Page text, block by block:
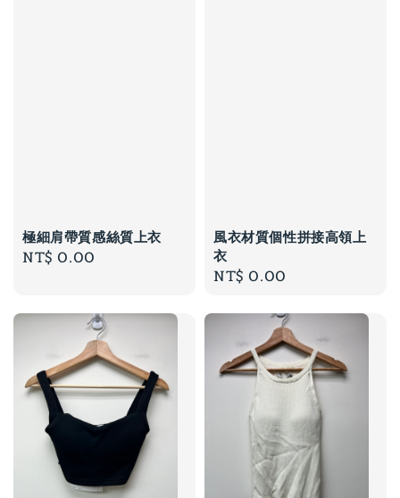
極細肩帶質感絲質上衣
Regular
NT$ 0.00
風衣材質個性拼接高領上
衣
Regular
NT$ 0.00